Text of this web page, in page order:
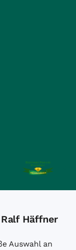
Häffner
Auswahl an